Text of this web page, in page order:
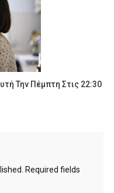
Την Πέμπτη Στις 22:30
Required fields